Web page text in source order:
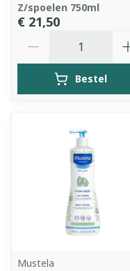
Z/spoelen 750ml
€ 21,50
Bestel
Mustela